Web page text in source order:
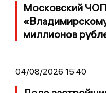
Московский
миллионов
04/08/2026 15:40